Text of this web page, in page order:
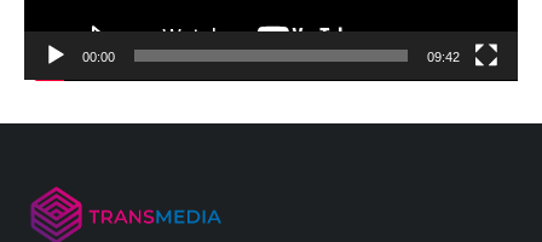
00:00 09:42